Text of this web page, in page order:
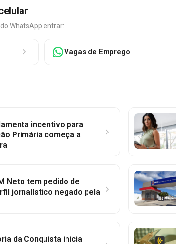
WhatsApp entrar:
Vagas de Emprego
incentivo para
Primária começa a
Neto tem pedido de
jornalístico negado pela
da Conquista inicia